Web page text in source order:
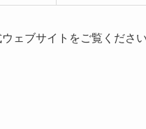
ェブサイトをご覧ください